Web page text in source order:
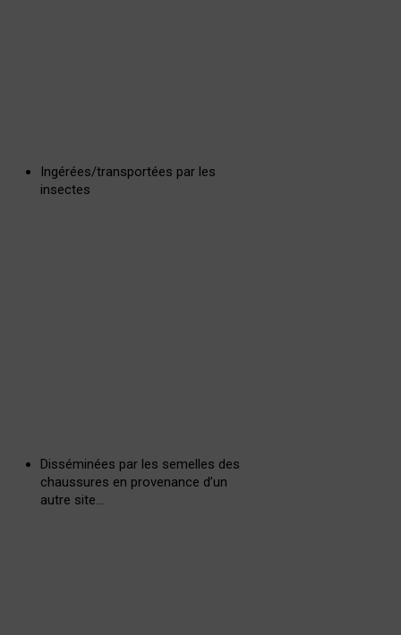
Ingérées/transportées par les
insectes
Disséminées par les semelles des
chaussures en provenance d’un
autre site…